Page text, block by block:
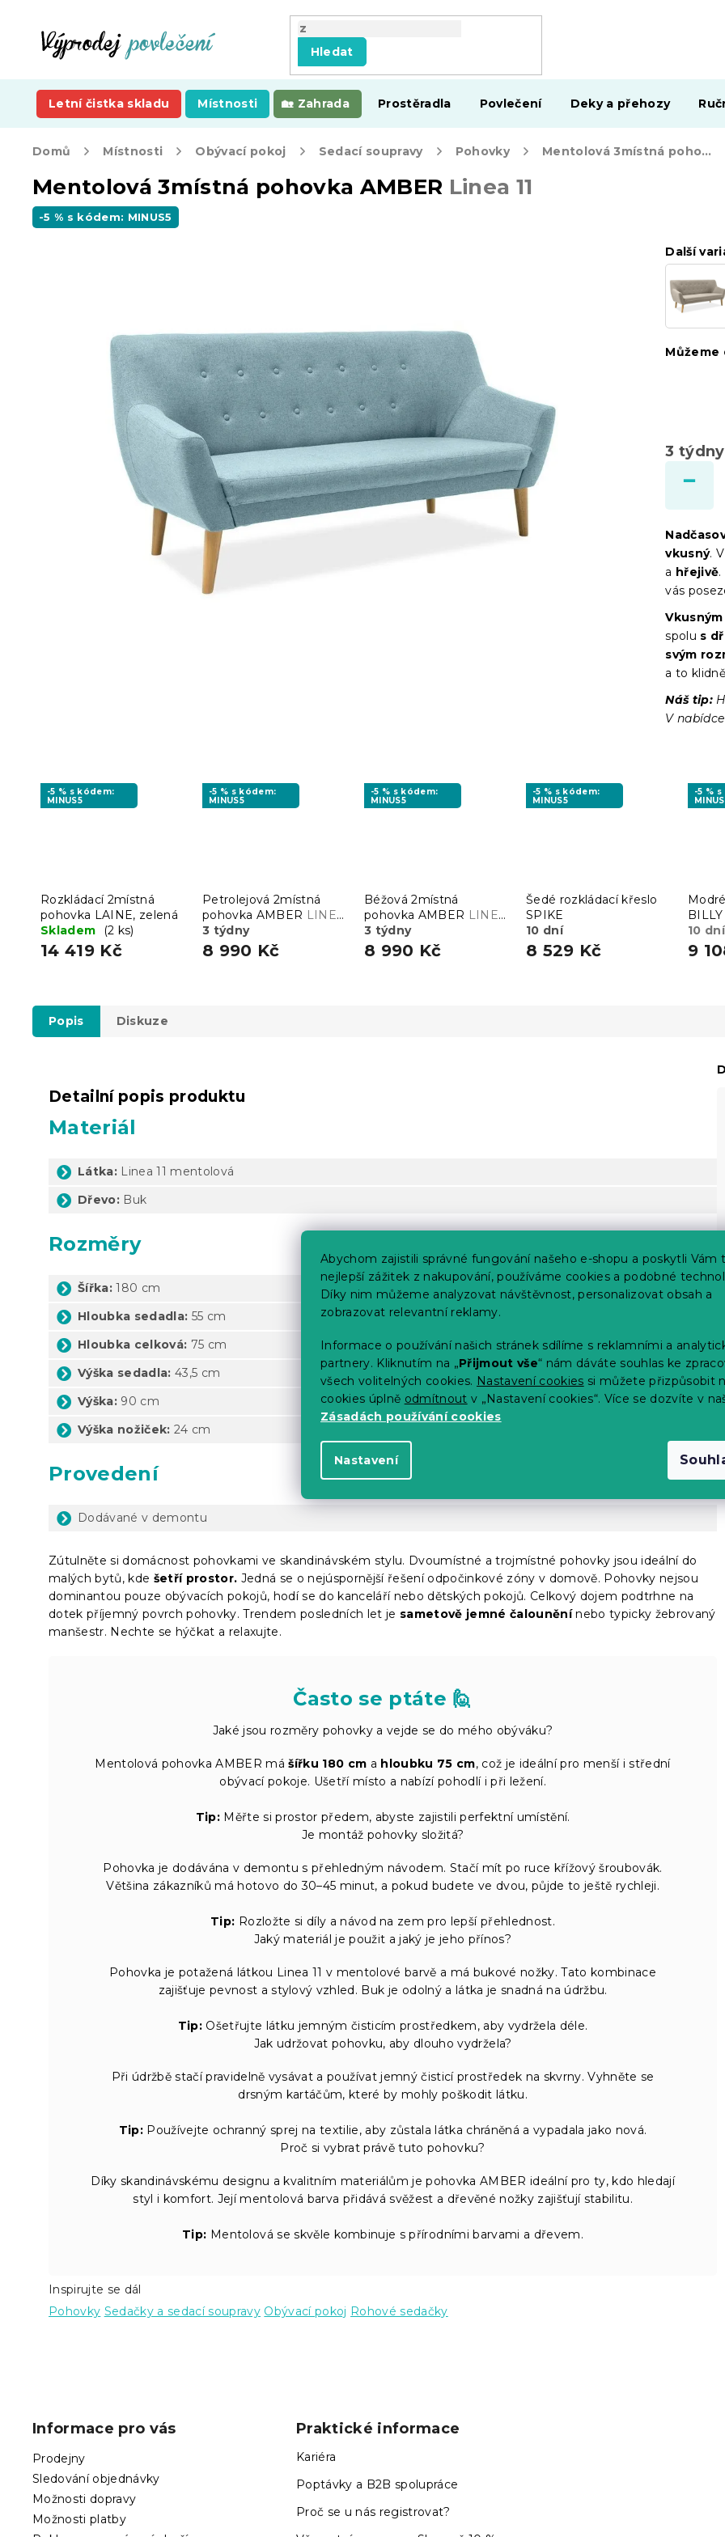
Abychom zajistili správné fungování našeho e-shopu a poskytli Vám
nejlepší zážitek z nakupování, používáme cookies a podobné
Díky nim můžeme analyzovat návštěvnost, personalizovat obsah a
zobrazovat relevantní reklamy.
Informace o používání našich stránek sdílíme s reklamními a
partnery. Kliknutím na „Přijmout vše“ nám dáváte souhlas ke
všech volitelných cookies. Nastavení cookies si můžete přizpůsobit
cookies úplně odmítnout v „Nastavení cookies“. Více se dozvíte v
Zásadách používání cookies
Nastavení
Hledat
Letní čistka skladu Místnosti Zahrada Prostěradla Povlečení Deky a přehozy
Domů Místnosti Obývací pokoj Sedací soupravy Pohovky Mentolová 3místná pohovka AMBER
Mentolová 3místná pohovka AMBER Linea 11
-5 % s kódem: MINUS5
3 týdny
Další
vkusný.
a hřejivě
vás
Vkusným
spolu s
svým
a to
Náš tip:
V
-5 % s kódem:
MINUS5
Rozkládací 2místná
pohovka LAINE, zelená
Skladem
(2 ks)
14 419 Kč
-5 % s kódem:
MINUS5
Petrolejová 2místná
pohovka AMBER LINEA
12
3 týdny
8 990 Kč
-5 % s kódem:
MINUS5
Béžová 2místná
pohovka AMBER LINEA
03
3 týdny
8 990 Kč
-5 % s kódem:
MINUS5
Šedé rozkládací křeslo
SPIKE
10 dní
8 529 Kč
-5 %
10 dní
9
Popis Diskuze
Detailní popis produktu
Materiál
Látka: Linea 11 mentolová
Dřevo: Buk
Rozměry
Šířka:180 cm
Hloubka sedadla: 55 cm
Hloubka celková: 75 cm
Výška sedadla: 43,5 cm
Výška: 90 cm
Výška nožiček:24 cm
Provedení
Dodávané v demontu
Zútulněte si domácnost pohovkami ve skandinávském stylu. Dvoumístné a trojmístné pohovky jsou ideální do
malých bytů, kde šetří prostor. Jedná se o nejúspornější řešení odpočinkové zóny v domově. Pohovky nejsou
dominantou pouze obývacích pokojů, hodí se do kanceláří nebo dětských pokojů. Celkový dojem podtrhne na
dotek příjemný povrch pohovky. Trendem posledních let je sametově jemné čalouněnínebo typicky žebrovaný
manšestr. Nechte se hýčkat a relaxujte.
Často se ptáte 🙋
Jaké jsou rozměry pohovky a vejde se do mého obýváku?
Mentolová pohovka AMBER mášířku 180 cm a hloubku 75 cm, což je ideální pro menší i střední
obývací pokoje. Ušetří místo a nabízí pohodlí i při ležení.
Tip:Měřte si prostor předem, abyste zajistili perfektní umístění.
Je montáž pohovky složitá?
Pohovka je dodávána v demontu s přehledným návodem. Stačí mít po ruce křížový šroubovák.
Většina zákazníků má hotovo do 30–45 minut, a pokud budete ve dvou, půjde to ještě rychleji.
Tip: Rozložte si díly a návod na zem pro lepší přehlednost.
Jaký materiál je použit a jaký je jeho přínos?
Pohovka je potažená látkou Linea 11 v mentolové barvě a má bukové nožky. Tato kombinace
zajišťuje pevnost a stylový vzhled. Buk je odolný a látka je snadná na údržbu.
Tip: Ošetřujte látku jemným čisticím prostředkem, aby vydržela déle.
Jak udržovat pohovku, aby dlouho vydržela?
Při údržbě stačí pravidelně vysávat a používat jemný čisticí prostředek na skvrny. Vyhněte se
drsným kartáčům, které by mohly poškodit látku.
Tip: Používejte ochranný sprej na textilie, aby zůstala látka chráněná a vypadala jako nová.
Proč si vybrat právě tuto pohovku?
Díky skandinávskému designu a kvalitním materiálům je pohovka AMBER ideální pro ty, kdo hledají
styl i komfort. Její mentolová barva přidává svěžest a dřevěné nožky zajišťují stabilitu.
Tip: Mentolová se skvěle kombinuje s přírodními barvami a dřevem.
Inspirujte se dál
Pohovky Sedačky a sedací soupravy Obývací pokoj Rohové sedačky
Informace pro vás
Prodejny
Sledování objednávky
Možnosti dopravy
Možnosti platby
Praktické informace
Kariéra
Poptávky a B2B spolupráce
Proč se u nás registrovat?